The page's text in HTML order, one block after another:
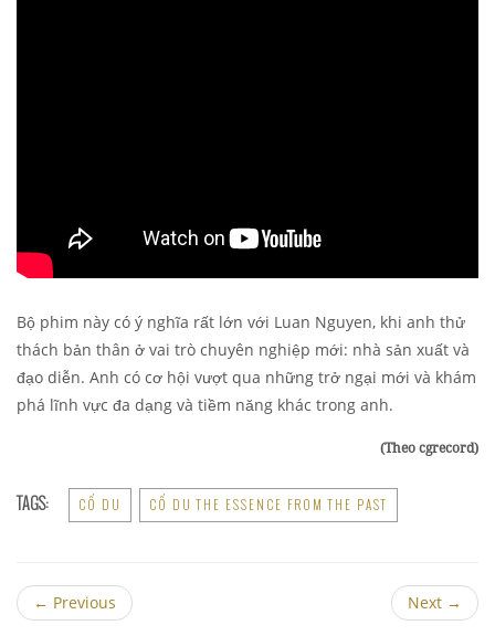
Bộ phim này có ý nghĩa rất lớn với Luan Nguyen, khi anh thử
thách bản thân ở vai trò chuyên nghiệp mới: nhà sản xuất và
đạo diễn. Anh có cơ hội vượt qua những trở ngại mới và khám
phá lĩnh vực đa dạng và tiềm năng khác trong anh.
(Theo cgrecord)
TAGS: CỐ DU CỐ DU THE ESSENCE FROM THE PAST
← Previous Next →